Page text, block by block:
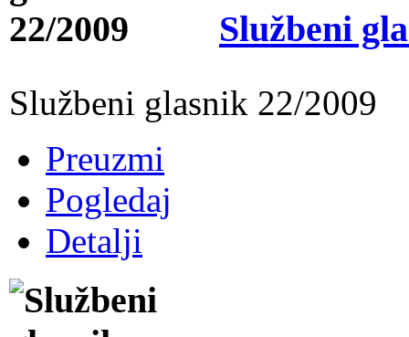
Službeni
Službeni glasnik 22/2009
Preuzmi
Pogledaj
Detalji